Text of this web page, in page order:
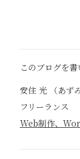
このブログを
安住 光 （あず
フリーランス
Web制作、